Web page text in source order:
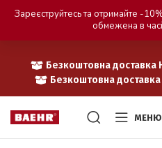
Безкоштовна доставка
Безкоштовна
МЕНЮ
Зареєструйтесь та отримайте -
обмежена в